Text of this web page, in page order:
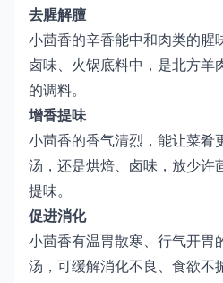
去腥解膻
小茴香的辛香能中和肉类的腥
卤味、火锅底料中，是北方羊
的调料。
增香提味
小茴香的香气清烈，能让菜肴
汤，还是烘焙、卤味，放少许
提味。
促进消化
小茴香有温胃散寒、行气开胃
汤，可缓解消化不良、食欲不